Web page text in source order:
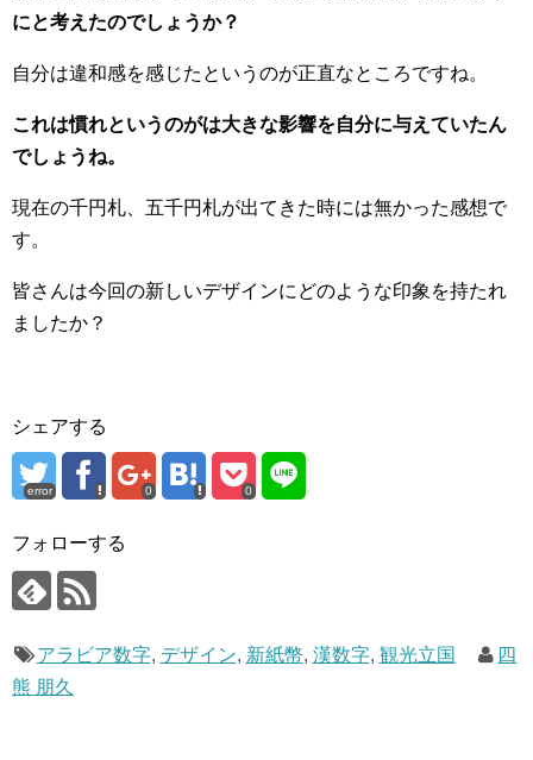
にと考えたのでしょうか？
自分は違和感を感じたというのが正直なところですね。
これは慣れというのがは大きな影響を自分に与えていたん
でしょうね。
現在の千円札、五千円札が出てきた時には無かった感想で
す。
皆さんは今回の新しいデザインにどのような印象を持たれ
ましたか？
シェアする
error 0 0
フォローする
アラビア数字, デザイン, 新紙幣, 漢数字, 観光立国
四
熊 朋久